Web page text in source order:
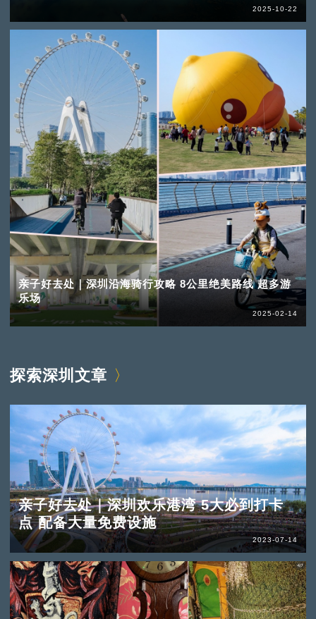
2025-10-22
亲子好去处｜深圳沿海骑行攻略 8公里绝美路线 超多游
乐场
2025-02-14
探索深圳文章
亲子好去处｜深圳欢乐港湾 5大必到打卡
点 配备大量免费设施
2023-07-14